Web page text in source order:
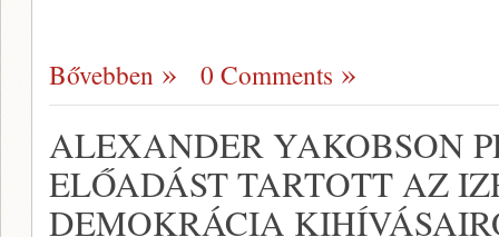
Bővebben 0 Comments
ALEXANDER YAKOBSON
ELŐADÁST TARTOTT AZ
DEMOKRÁCIA